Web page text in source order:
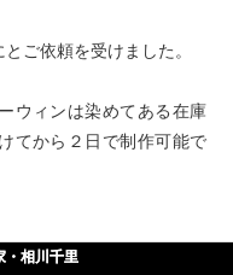
ご依頼を受けました。
ウィンは染めてある在庫
てから２日で制作可能で
・相川千里